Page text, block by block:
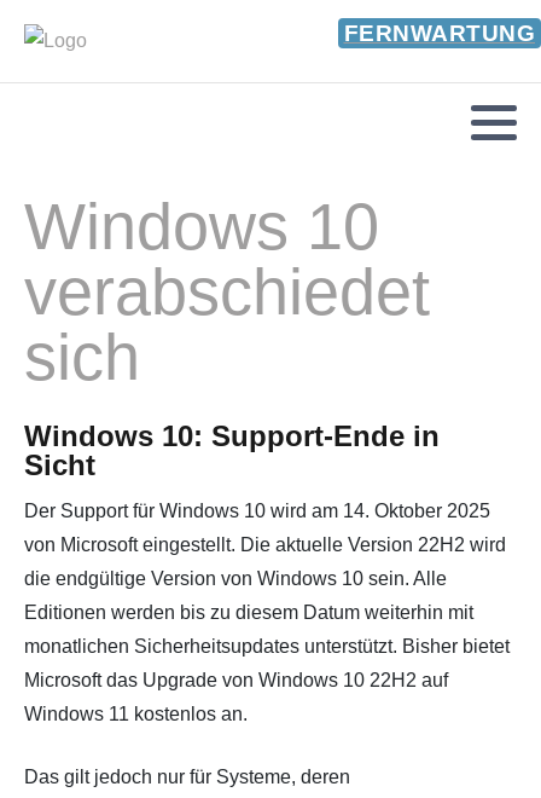
FERNWARTUNG
Windows 10
verabschiedet
sich
Windows 10: Support-Ende in
Sicht
Der Support für Windows 10 wird am 14. Oktober 2025
von Microsoft eingestellt. Die aktuelle Version 22H2 wird
die endgültige Version von Windows 10 sein. Alle
Editionen werden bis zu diesem Datum weiterhin mit
monatlichen Sicherheitsupdates unterstützt. Bisher bietet
Microsoft das Upgrade von Windows 10 22H2 auf
Windows 11 kostenlos an.
Das gilt jedoch nur für Systeme, deren